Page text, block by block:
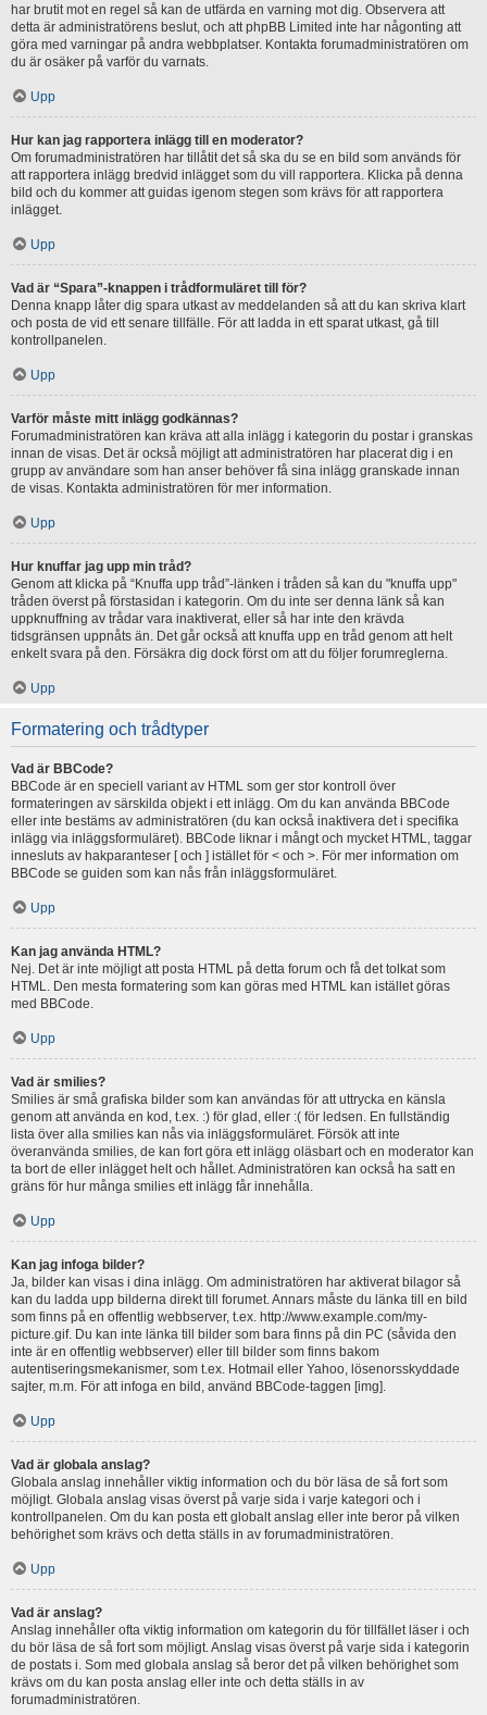
har brutit mot en regel så kan de utfärda en varning mot dig. Observera att
detta är administratörens beslut, och att phpBB Limited inte har någonting att
göra med varningar på andra webbplatser. Kontakta forumadministratören om
du är osäker på varför du varnats.
Upp
Hur kan jag rapportera inlägg till en moderator?
Om forumadministratören har tillåtit det så ska du se en bild som används för
att rapportera inlägg bredvid inlägget som du vill rapportera. Klicka på denna
bild och du kommer att guidas igenom stegen som krävs för att rapportera
inlägget.
Upp
Vad är “Spara”-knappen i trådformuläret till för?
Denna knapp låter dig spara utkast av meddelanden så att du kan skriva klart
och posta de vid ett senare tillfälle. För att ladda in ett sparat utkast, gå till
kontrollpanelen.
Upp
Varför måste mitt inlägg godkännas?
Forumadministratören kan kräva att alla inlägg i kategorin du postar i granskas
innan de visas. Det är också möjligt att administratören har placerat dig i en
grupp av användare som han anser behöver få sina inlägg granskade innan
de visas. Kontakta administratören för mer information.
Upp
Hur knuffar jag upp min tråd?
Genom att klicka på “Knuffa upp tråd”-länken i tråden så kan du "knuffa upp"
tråden överst på förstasidan i kategorin. Om du inte ser denna länk så kan
uppknuffning av trådar vara inaktiverat, eller så har inte den krävda
tidsgränsen uppnåts än. Det går också att knuffa upp en tråd genom att helt
enkelt svara på den. Försäkra dig dock först om att du följer forumreglerna.
Upp
Formatering och trådtyper
Vad är BBCode?
BBCode är en speciell variant av HTML som ger stor kontroll över
formateringen av särskilda objekt i ett inlägg. Om du kan använda BBCode
eller inte bestäms av administratören (du kan också inaktivera det i specifika
inlägg via inläggsformuläret). BBCode liknar i mångt och mycket HTML, taggar
innesluts av hakparanteser [ och ] istället för < och >. För mer information om
BBCode se guiden som kan nås från inläggsformuläret.
Upp
Kan jag använda HTML?
Nej. Det är inte möjligt att posta HTML på detta forum och få det tolkat som
HTML. Den mesta formatering som kan göras med HTML kan istället göras
med BBCode.
Upp
Vad är smilies?
Smilies är små grafiska bilder som kan användas för att uttrycka en känsla
genom att använda en kod, t.ex. :) för glad, eller :( för ledsen. En fullständig
lista över alla smilies kan nås via inläggsformuläret. Försök att inte
överanvända smilies, de kan fort göra ett inlägg oläsbart och en moderator kan
ta bort de eller inlägget helt och hållet. Administratören kan också ha satt en
gräns för hur många smilies ett inlägg får innehålla.
Upp
Kan jag infoga bilder?
Ja, bilder kan visas i dina inlägg. Om administratören har aktiverat bilagor så
kan du ladda upp bilderna direkt till forumet. Annars måste du länka till en bild
som finns på en offentlig webbserver, t.ex. http://www.example.com/my-
picture.gif. Du kan inte länka till bilder som bara finns på din PC (såvida den
inte är en offentlig webbserver) eller till bilder som finns bakom
autentiseringsmekanismer, som t.ex. Hotmail eller Yahoo, lösenorsskyddade
sajter, m.m. För att infoga en bild, använd BBCode-taggen [img].
Upp
Vad är globala anslag?
Globala anslag innehåller viktig information och du bör läsa de så fort som
möjligt. Globala anslag visas överst på varje sida i varje kategori och i
kontrollpanelen. Om du kan posta ett globalt anslag eller inte beror på vilken
behörighet som krävs och detta ställs in av forumadministratören.
Upp
Vad är anslag?
Anslag innehåller ofta viktig information om kategorin du för tillfället läser i och
du bör läsa de så fort som möjligt. Anslag visas överst på varje sida i kategorin
de postats i. Som med globala anslag så beror det på vilken behörighet som
krävs om du kan posta anslag eller inte och detta ställs in av
forumadministratören.